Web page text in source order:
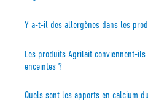
Y a-t-il des allergènes dans les
Les produits Agrilait conviennent-ils
enceintes ?
Quels sont les apports en calcium